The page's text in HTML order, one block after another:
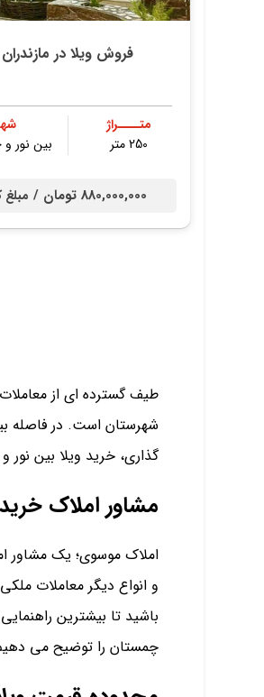
فروش ویلا در مازندران
متــــراژ
250 متر
بین نور
880,000,000 تومان / مبلغ
طیف گسترده ای از
شهرستان است. در فاصله
گذاری، خرید ویلا بین نور
مشاور املاک
املاک موسوی؛ یک مشاور
و انواع دیگر معاملات
باشید تا بیشترین
چمستان را توضیح می